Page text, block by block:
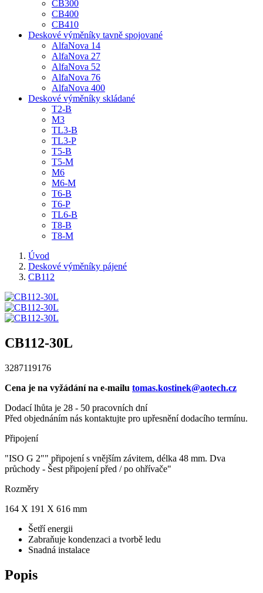
CB300
CB400
CB410
Deskové výměníky tavně spojované
AlfaNova 14
AlfaNova 27
AlfaNova 52
AlfaNova 76
AlfaNova 400
Deskové výměníky skládané
T2-B
M3
TL3-B
TL3-P
T5-B
T5-M
M6
M6-M
T6-B
T6-P
TL6-B
T8-B
T8-M
Úvod
Deskové výměníky pájené
CB112
CB112-30L
3287119176
Cena je na vyžádání na e-mailu tomas.kostinek@aotech.cz
Dodací lhůta je 28 - 50 pracovních dní
Před objednáním nás kontaktujte pro upřesnění dodacího termínu.
Připojení
"ISO G 2"" připojení s vnějším závitem, délka 48 mm. Dva
průchody - Šest připojení před / po ohřívače"
Rozměry
164 X 191 X 616 mm
Šetří energii
Zabraňuje kondenzaci a tvorbě ledu
Snadná instalace
Popis